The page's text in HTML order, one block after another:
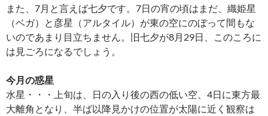
また、7月と言えば七夕です。7日の宵の頃はまだ、織姫星
（ベガ）と彦星（アルタイル）が東の空にのぼって間もな
いのであまり目立ちません。旧七夕が8月29日、このころに
は見ごろになるでしょう。
今月の惑星
水星・・・上旬は、日の入り後の西の低い空、4日に東方最
大離角となり、半ば以降見かけの位置が太陽に近く観察は